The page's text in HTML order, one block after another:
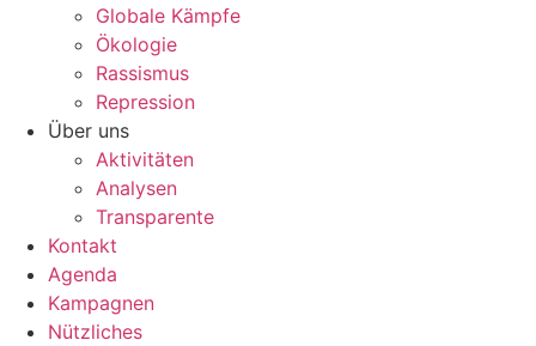
Globale Kämpfe
Ökologie
Rassismus
Repression
Über uns
Aktivitäten
Analysen
Transparente
Kontakt
Agenda
Kampagnen
Nützliches